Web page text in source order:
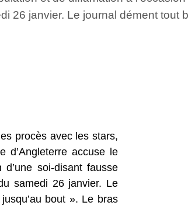
26 janvier. Le journal dément tout
procès avec les stars,
accuse le
soi-disant fausse
samedi 26 janvier. Le
bout ». Le bras